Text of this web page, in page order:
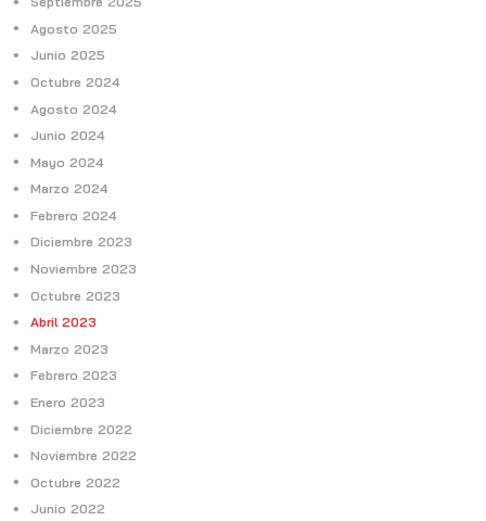
Agosto 2025
Junio 2025
Octubre 2024
Agosto 2024
Junio 2024
Mayo 2024
Marzo 2024
Febrero 2024
Diciembre 2023
Noviembre 2023
Octubre 2023
Abril 2023
Marzo 2023
Febrero 2023
Enero 2023
Diciembre 2022
Noviembre 2022
Octubre 2022
Junio 2022